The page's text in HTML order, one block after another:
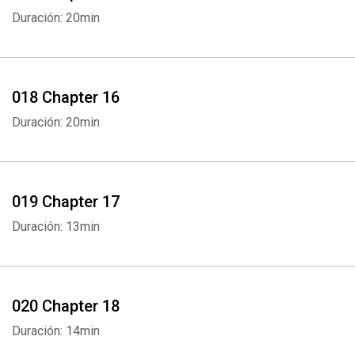
Duración: 20min
018 Chapter 16
Duración: 20min
019 Chapter 17
Duración: 13min
020 Chapter 18
Duración: 14min